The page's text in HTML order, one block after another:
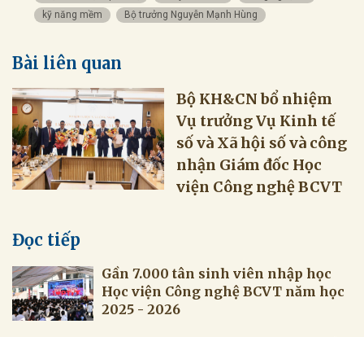
kỹ năng mềm
Bộ trưởng Nguyễn Mạnh Hùng
Bài liên quan
Bộ KH&CN bổ nhiệm
Vụ trưởng Vụ Kinh tế
số và Xã hội số và công
nhận Giám đốc Học
viện Công nghệ BCVT
Đọc tiếp
Gần 7.000 tân sinh viên nhập học
Học viện Công nghệ BCVT năm học
2025 - 2026